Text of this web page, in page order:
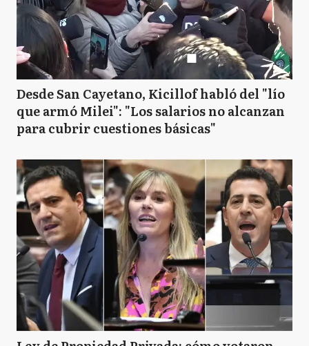
Desde San Cayetano, Kicillof habló del "lío
que armó Milei": "Los salarios no alcanzan
para cubrir cuestiones básicas"